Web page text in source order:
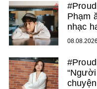
Phạm
nhạc